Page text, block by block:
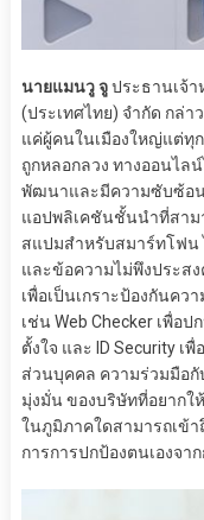
นายแมนวู จูประธานเจ้า
(ประเทศไทย) จำกัด กล่า
แค่ผู้คนในเมืองใหญ่แต่ทุ
ถูกหลอกลวง ทางออนไล
พัฒนาและมีความซับซ้อน
แอปพลิเคชันชั้นนำที่สาม
สแปมสำหรับสมาร์ทโฟน
และข้อความไม่พึงประส
เพื่อเป็นเกราะป้องกันคว
เช่น Web Checker เพื่อ
ตั้งใจ และ ID Security
ส่วนบุคคล ความร่วมมือกั
มุ่งมั่น ของบริษัทที่อยากใ
ในภูมิภาคใดสามารถเข้
การการปกป้องตนเองจา